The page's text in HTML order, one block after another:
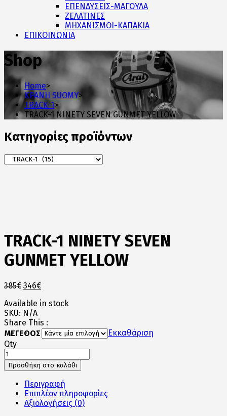
ΕΠΕΝΔΥΣΕΙΣ-ΜΑΓΟΥΛΑ
ΖΕΛΑΤΙΝΕΣ
ΜΗΧΑΝΙΣΜΟΙ-ΚΑΠΑΚΙΑ
ΕΠΙΚΟΙΝΩΝΙΑ
Shop
Home>
ΚΡΑΝΗ SUOMY>
TRACK-1>
TRACK-1 NINETY SEVEN GUNMET YELLOW
Κατηγορίες προϊόντων
TRACK-1 NINETY SEVEN
GUNMET YELLOW
385€ Original
was:
385€.
346€Η
τιμή
346€.
Available in stock
SKU: N/A
Share This :
ΜΕΓΕΘΟΣ
Εκκαθάριση
Qty
TRACK-
1
NINETY
SEVEN
GUNMET
YELLOW
ποσότητα
Προσθήκη στο καλάθι
Περιγραφή
Επιπλέον πληροφορίες
Αξιολογήσεις (0)